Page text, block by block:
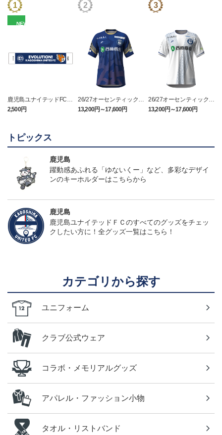
NEW
鹿児島ユナイテッドFC
バクーダ タオルマフラ
ー
2,500円
26/27オーセンティックユ
ニフォーム（FP1st）
13,200円～17,600円
26/27オーセンティックユ
ニフォーム（FP2nd）
13,200円～17,600円
トピックス
鹿児島
躍動感あふれる「ゆないくー」など、多彩なデザイ
ンのキーホルダーはこちらから
鹿児島
鹿児島ユナイテッドＦＣのすべてのグッズをチェッ
クしたい方に！全グッズ一覧はこちら！
カテゴリから探す
ユニフォーム
クラブ公式ウェア
コラボ・メモリアルグッズ
アパレル・ファッション小物
タオル・リストバンド